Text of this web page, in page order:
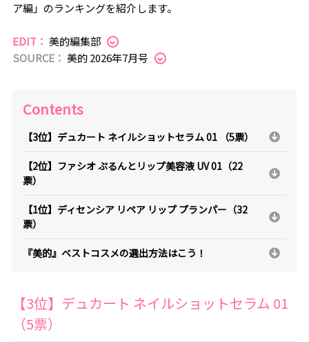
ア編」のランキングを紹介します。
EDIT： 美的編集部
SOURCE： 美的 2026年7月号
Contents
【3位】デュカート ネイルショットセラム 01 （5票）
【2位】ファシオ ぷるんとリップ美容液 UV 01（22
票）
【1位】ディセンシア リペア リップ プランパー（32
票）
『美的』ベストコスメの選出方法はこう！
【3位】デュカート ネイルショットセラム 01
（5票）